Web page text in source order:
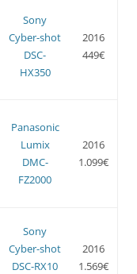
Sony
Cyber-shot
DSC-
HX350
2016
449€
Panasonic
Lumix
DMC-
FZ2000
2016
1.099€
Sony
Cyber-shot
DSC-RX10
2016
1.569€